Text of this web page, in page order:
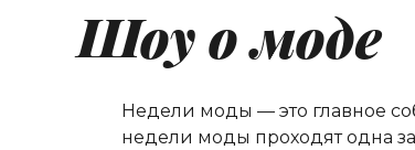
Шоу о моде
Недели моды — это главное
недели моды проходят одна